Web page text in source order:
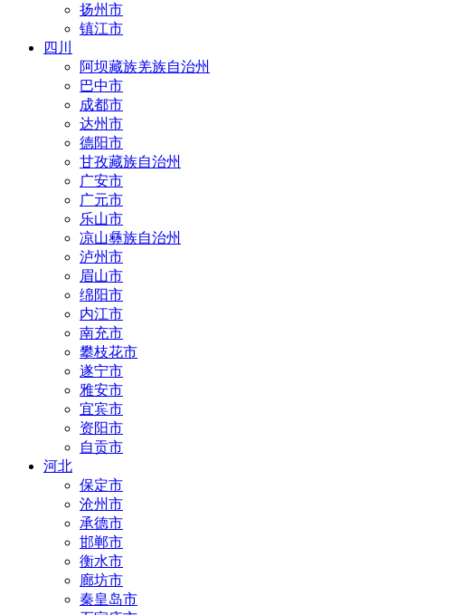
扬州市
镇江市
四川
阿坝藏族羌族自治州
巴中市
成都市
达州市
德阳市
甘孜藏族自治州
广安市
广元市
乐山市
凉山彝族自治州
泸州市
眉山市
绵阳市
内江市
南充市
攀枝花市
遂宁市
雅安市
宜宾市
资阳市
自贡市
河北
保定市
沧州市
承德市
邯郸市
衡水市
廊坊市
秦皇岛市